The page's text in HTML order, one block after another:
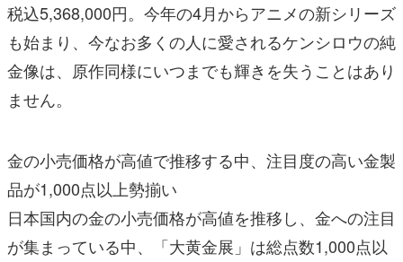
税込5,368,000円。今年の4月からアニメの新シリーズ
も始まり、今なお多くの人に愛されるケンシロウの純
金像は、原作同様にいつまでも輝きを失うことはあり
ません。
金の小売価格が高値で推移する中、注目度の高い金製
品が1,000点以上勢揃い
日本国内の金の小売価格が高値を推移し、金への注目
が集まっている中、「大⻩金展」は総点数1,000点以